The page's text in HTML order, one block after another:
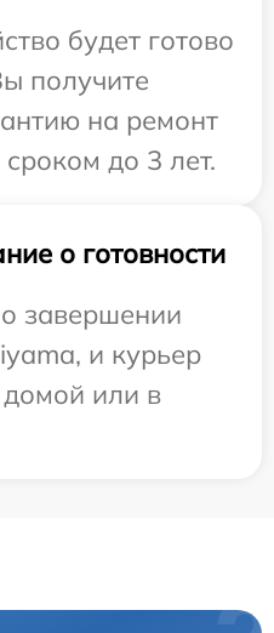
будет готово
получите
на ремонт
до 3 лет.
о готовности
завершении
и курьер
домой или в